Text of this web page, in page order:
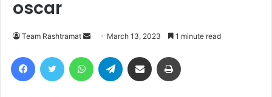
oscar
Team Rashtramat
Send
email
March 13, 2023 1 minute read
FacebookTwitter WhatsAppTelegram Share via Email